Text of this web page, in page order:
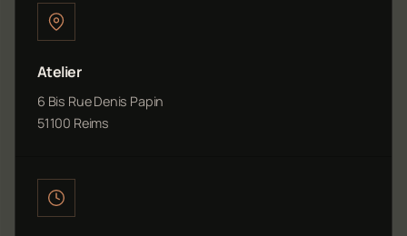
Atelier
6 Bis Rue Denis Papin
51100 Reims